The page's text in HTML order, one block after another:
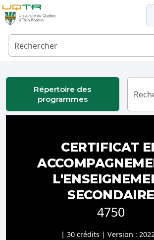
Répertoire des
programmes
CERTIFICAT
SECONDAIRE
4750
| 30 crédits | Version :